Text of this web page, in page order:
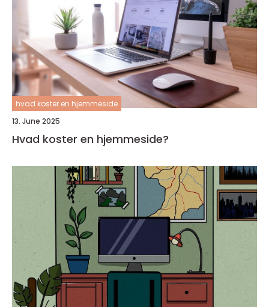
hvad koster en hjemmeside
13. June 2025
Hvad koster en hjemmeside?